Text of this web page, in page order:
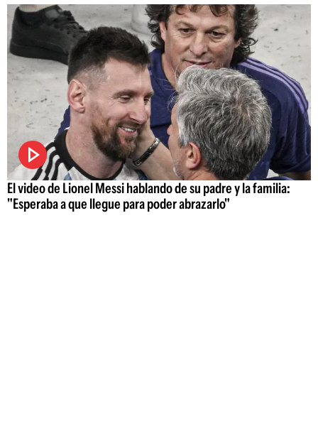
El video de Lionel Messi hablando de su padre y la familia:
"Esperaba a que llegue para poder abrazarlo"